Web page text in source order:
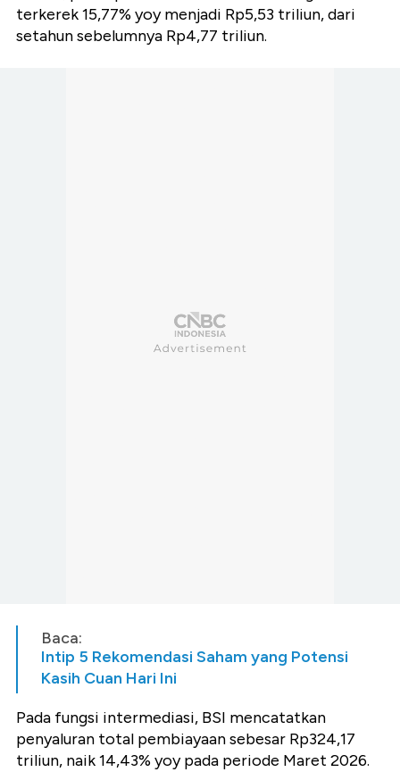
terkerek 15,77% yoy menjadi Rp5,53 triliun, dari
setahun sebelumnya Rp4,77 triliun.
Baca:
Intip 5 Rekomendasi Saham yang Potensi
Kasih Cuan Hari Ini
Pada fungsi intermediasi, BSI mencatatkan
penyaluran total pembiayaan sebesar Rp324,17
triliun, naik 14,43% yoy pada periode Maret 2026.